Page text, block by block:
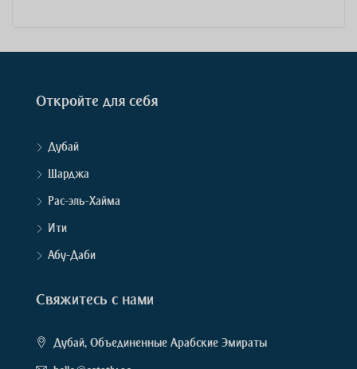
Откройте для себя
Дубай
Шарджа
Рас-эль-Хайма
Ити
Абу-Даби
Свяжитесь с нами
Дубай, Объединенные Арабские Эмираты